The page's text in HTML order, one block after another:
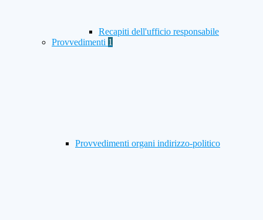
Recapiti dell'ufficio responsabile
Provvedimenti 1
Provvedimenti organi indirizzo-politico